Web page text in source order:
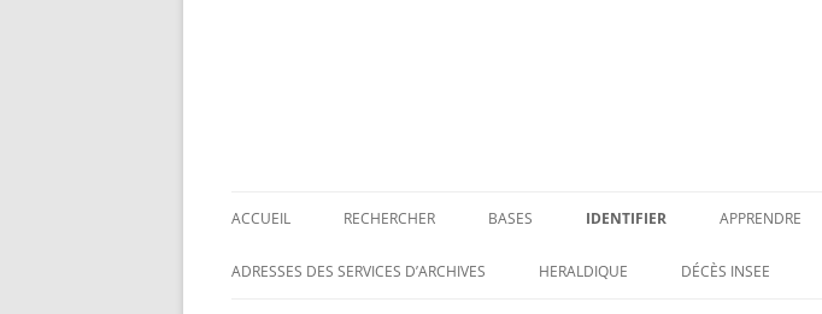
ACCUEIL RECHERCHER
RECHERCHER UN SOLDAT
BASES
BASE DES CONDAMNATIONS À
IDENTIFIER
INSIGNES, ATTRIBUTS ET GRADES
APPRENDRE
APPRENDRE
ADRESSES DES SERVICES D’ARCHIVES HERALDIQUE DÉCÈS INSEE